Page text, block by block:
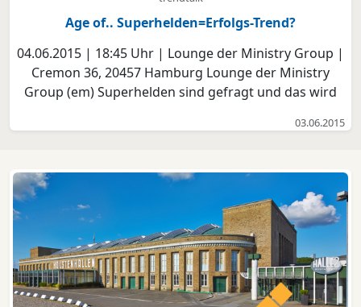
Age of.. Superhelden=Erfolgs-Trend?
04.06.2015 | 18:45 Uhr | Lounge der Ministry Group |
Cremon 36, 20457 Hamburg Lounge der Ministry
Group (em) Superhelden sind gefragt und das wird
ist, was sie so attraktiv macht Bedeutung für
und S...
03.06.2015